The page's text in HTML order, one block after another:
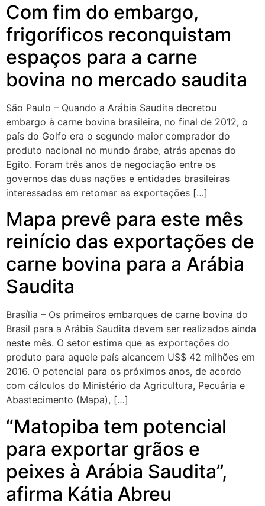
Com fim do embargo,
frigoríficos reconquistam
espaços para a carne
bovina no mercado saudita
São Paulo – Quando a Arábia Saudita decretou
embargo à carne bovina brasileira, no final de 2012, o
país do Golfo era o segundo maior comprador do
produto nacional no mundo árabe, atrás apenas do
Egito. Foram três anos de negociação entre os
governos das duas nações e entidades brasileiras
interessadas em retomar as exportações […]
Mapa prevê para este mês
reinício das exportações de
carne bovina para a Arábia
Saudita
Brasília – Os primeiros embarques de carne bovina do
Brasil para a Arábia Saudita devem ser realizados ainda
neste mês. O setor estima que as exportações do
produto para aquele país alcancem US$ 42 milhões em
2016. O potencial para os próximos anos, de acordo
com cálculos do Ministério da Agricultura, Pecuária e
Abastecimento (Mapa), […]
“Matopiba tem potencial
para exportar grãos e
peixes à Arábia Saudita”,
afirma Kátia Abreu